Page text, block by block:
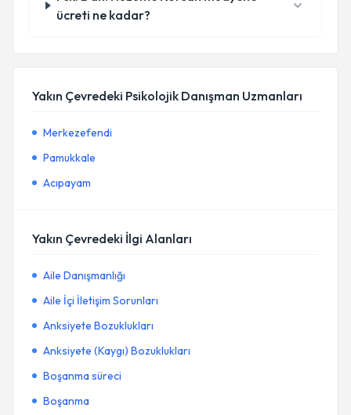
ücreti ne kadar?
Yakın Çevredeki Psikolojik Danışman Uzmanları
Merkezefendi
Pamukkale
Acıpayam
Yakın Çevredeki İlgi Alanları
Aile Danışmanlığı
Aile İçi İletişim Sorunları
Anksiyete Bozuklukları
Anksiyete (Kaygı) Bozuklukları
Boşanma süreci
Boşanma